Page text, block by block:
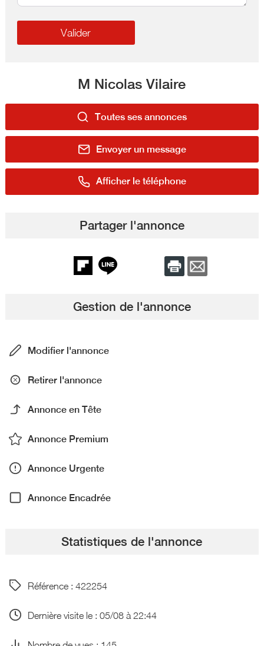
M Nicolas Vilaire
Toutes ses annonces
Envoyer un message
Afficher le téléphone
Partager l'annonce
Gestion de l'annonce
Modifier l'annonce
Retirer l'annonce
Annonce en Tête
Annonce Premium
Annonce Urgente
Annonce Encadrée
Statistiques de l'annonce
Référence : 422254
Dernière visite le : 05/08 à 22:44